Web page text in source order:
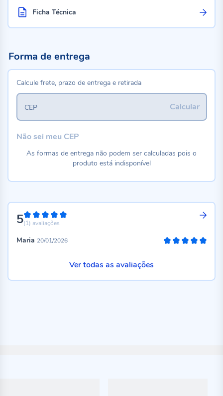
Ficha Técnica
5100%
(1) avaliações
Maria 20/01/2026
Ver todas as avaliações
Forma de entrega
Calcule frete, prazo de entrega e retirada
Calcular
CEP
Não sei meu CEP
As formas de entrega não podem ser calculadas pois o
produto está indisponível